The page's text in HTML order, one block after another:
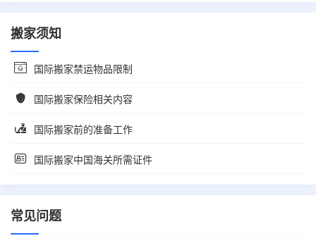
搬家须知
国际搬家禁运物品限制
国际搬家保险相关内容
国际搬家前的准备工作
国际搬家中国海关所需证件
常见问题